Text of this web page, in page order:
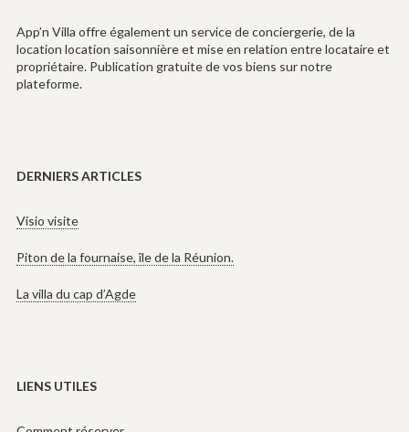
App’n Villa offre également un service de conciergerie, de la
location location saisonnière et mise en relation entre locataire et
propriétaire. Publication gratuite de vos biens sur notre
plateforme.
DERNIERS ARTICLES
Visio visite
Piton de la fournaise, île de la Réunion.
La villa du cap d’Agde
LIENS UTILES